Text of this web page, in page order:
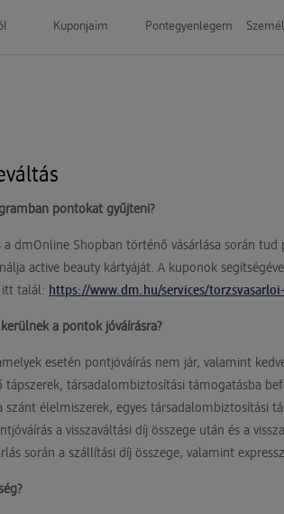
Kuponjaim Pontegyenlegem
pontokat gyűjteni?
dmOnline Shopban történő vásárlása során
active beauty kártyáját. A kuponok
itt talál: https://www.dm.hu/services/
a pontok jóváírásra?
esetén pontjóváírás nem jár, valamint
tápszerek, társadalombiztosítási támogatásba
szánt élelmiszerek, egyes társadalombiztosítási
a visszaváltási díj összege után és a
során a szállítási díj összege, valamint